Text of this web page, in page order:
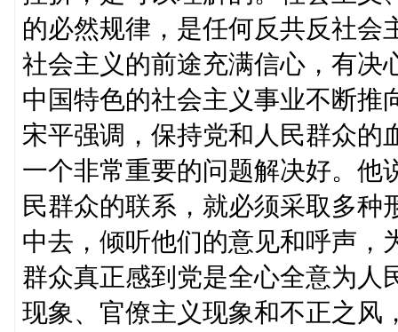
的必然规律，是任何反共反社会
社会主义的前途充满信心，有决
中国特色的社会主义事业不断推
宋平强调，保持党和人民群众的
一个非常重要的问题解决好。他
民群众的联系，就必须采取多
中去，倾听他们的意见和呼声，
群众真正感到党是全心全意为人
现象、官僚主义现象和不正之风